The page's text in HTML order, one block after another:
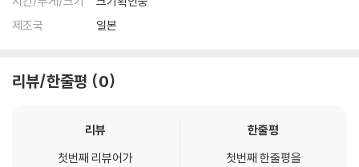
제조국
일본
리뷰/한줄평 0
리뷰
첫번째 리뷰어가
한줄평
첫번째 한줄평을